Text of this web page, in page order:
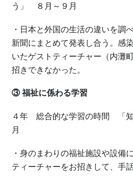
う」 ８月～９月
・日本と外国の生活の違いを調
新聞にまとめて発表し合う。感
いたゲストティーチャー（内灘
招きできなかった。
③ 福祉に係わる学習
４年 総合的な学習の時間 「
月
・身のまわりの福祉施設や設備
ティーチャーをお招きして、手